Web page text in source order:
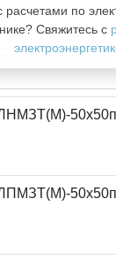
расчетами по
Свяжитесь с